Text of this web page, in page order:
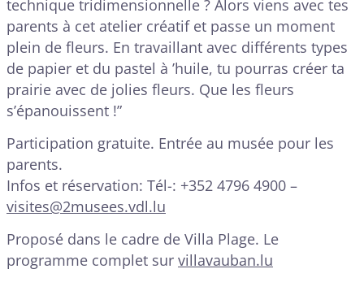
technique tridimensionnelle ? Alors viens avec tes
parents à cet atelier créatif et passe un moment
plein de fleurs. En travaillant avec différents types
de papier et du pastel à ’huile, tu pourras créer ta
prairie avec de jolies fleurs. Que les fleurs
s’épanouissent !”
Participation gratuite. Entrée au musée pour les
parents.
Infos et réservation: Tél-: +352 4796 4900 –
visites@2musees.vdl.lu
Proposé dans le cadre de Villa Plage. Le
programme complet sur villavauban.lu